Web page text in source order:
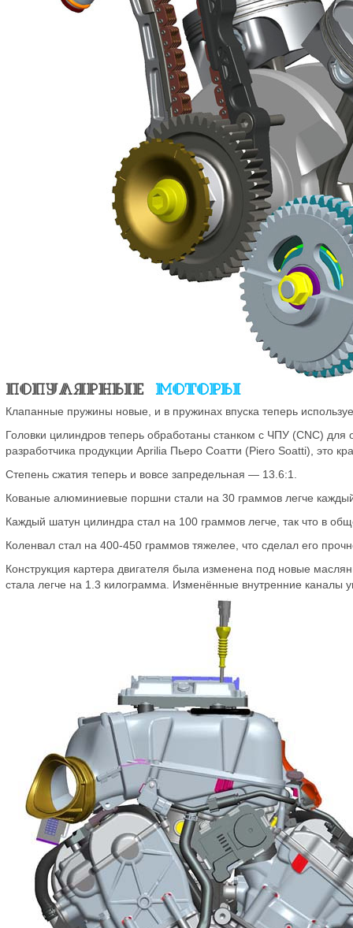
Клапанные пружины новые, и в пружинах впуска теперь
Головки цилиндров теперь обработаны станком с ЧПУ (CNC)
разработчика продукции Aprilia Пьеро Соатти (Piero Soatti), это
Степень сжатия теперь и вовсе запредельная — 13.6:1.
Кованые алюминиевые поршни стали на 30 граммов легче
Каждый шатун цилиндра стал на 100 граммов легче, так что в
Коленвал стал на 400-450 граммов тяжелее, что сделал его
Конструкция картера двигателя была изменена под новые
стала легче на 1.3 килограмма. Изменённые внутренние каналы